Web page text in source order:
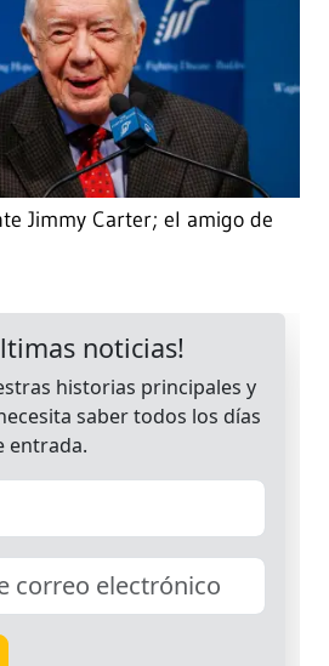
Jimmy Carter; el amigo de